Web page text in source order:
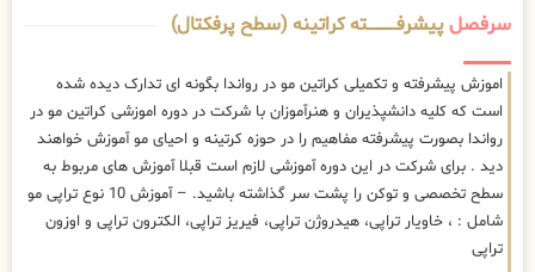
سرفصلپیشرفــــــــــــته کراتینه (سطح پرفکتال)
اموزش پیشرفته و تکمیلی کراتین مو در رواندا بگونه ای تدارک دیده شده
است که کلیه دانشپذیران و هنرآموزان با شرکت در دوره اموزشی کراتین مو در
رواندا بصورت پیشرفته مفاهیم را در حوزه کرتینه و احیای مو آموزش خواهند
دید . برای شرکت در این دوره آموزشی لازم است قبلا آموزش های مربوط به
سطح تخصصی و توکن را پشت سر گذاشته باشید. – آموزش 10 نوع تراپی مو
شامل : ، خاویار تراپی، هیدروژن تراپی، فیریز تراپی، الکترون تراپی و اوزون
تراپی